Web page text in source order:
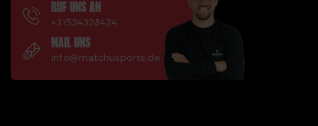
RUF UNS AN
+31534328424
MAIL UNS
info@matchusports.de